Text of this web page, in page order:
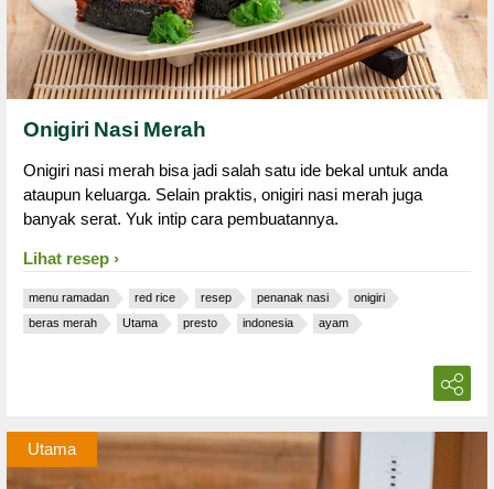
Onigiri Nasi Merah
Onigiri nasi merah bisa jadi salah satu ide bekal untuk anda
ataupun keluarga. Selain praktis, onigiri nasi merah juga
banyak serat. Yuk intip cara pembuatannya.
Lihat resep
menu ramadan red rice resep penanak nasi
onigiri
beras merah
Utama presto indonesia ayam
Utama